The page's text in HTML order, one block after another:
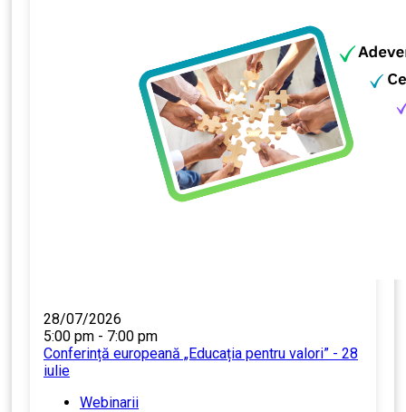
28/07/2026
5:00 pm - 7:00 pm
Conferință europeană „Educația pentru valori” - 28
iulie
Webinarii